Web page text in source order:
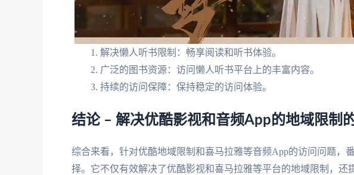
解决懒人听书限制：畅享阅读和听书体验。
广泛的图书资源：访问懒人听书平台上的丰富内容。
持续的访问保障：保持稳定的访问体验。
结论 – 解决优酷影视和音频App的地域限制
综合来看，针对优酷地域限制和喜马拉雅等音频App的访问问题，
择。它不仅有效解决了优酷影视和喜马拉雅等平台的地域限制，还